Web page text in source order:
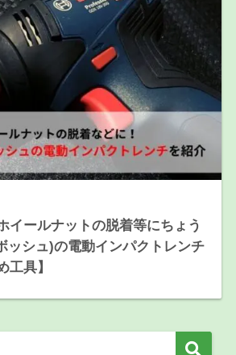
イールナットの脱着等にちょう
ッシュ)の電動インパクトレンチ
工具】